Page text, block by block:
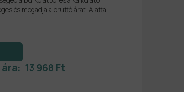
és megadja a bruttó árat. Alatta
ára: 13 968 Ft